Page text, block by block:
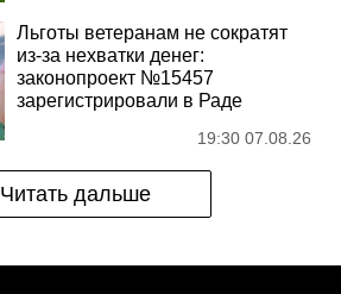
Льготы ветеранам не сократят
из-за нехватки денег:
законопроект №15457
зарегистрировали в Раде
19:30 07.08.26
Читать дальше